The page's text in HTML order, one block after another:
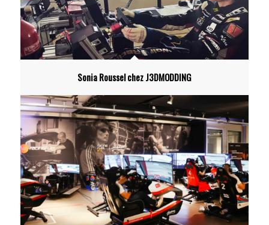
Sonia Roussel chez J3DMODDING